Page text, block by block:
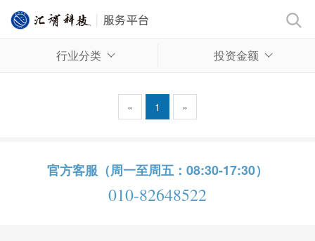
行业分类 投资金额
« 1 »
官方客服（周一至周五：08:30-17:30）
010-82648522